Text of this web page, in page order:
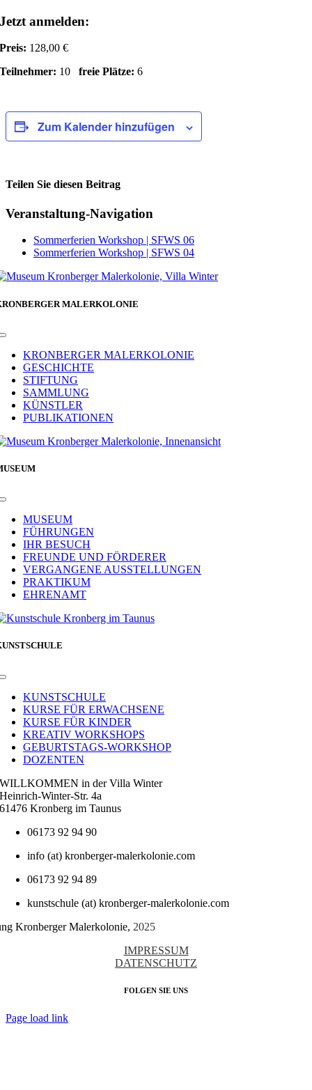
Jetzt anmelden:
Preis: 128,00 €
Teilnehmer: 10freie Plätze: 6
Zum Kalender hinzufügen
Teilen Sie diesen Beitrag
Facebook
Veranstaltung-Navigation
Sommerferien Workshop | SFWS 06
Sommerferien Workshop | SFWS 04
MALERKOLONIE
Toggle
NavigationKRONBERGER MALERKOLONIE
GESCHICHTE
STIFTUNG
SAMMLUNG
KÜNSTLER
PUBLIKATIONEN
Toggle
NavigationMUSEUM
FÜHRUNGEN
IHR BESUCH
FREUNDE UND FÖRDERER
VERGANGENE AUSSTELLUNGEN
PRAKTIKUM
EHRENAMT
Toggle
NavigationKUNSTSCHULE
KURSE FÜR ERWACHSENE
KURSE FÜR KINDER
KREATIV WORKSHOPS
GEBURTSTAGS-WORKSHOP
DOZENTEN
WILLKOMMEN in der Villa Winter
Heinrich-Winter-Str. 4a
61476 Kronberg im Taunus
06173 92 94 90
info (at) kronberger-malerkolonie.com
06173 92 94 89
kunstschule (at) kronberger-malerkolonie.com
Kronberger Malerkolonie, 2025
IMPRESSUM
DATENSCHUTZ
FOLGEN SIE UNS
Page load link